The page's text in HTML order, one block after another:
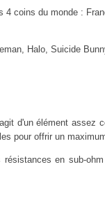
coins du monde :
Halo, Suicide
d'un élément
pour offrir un
en sub-